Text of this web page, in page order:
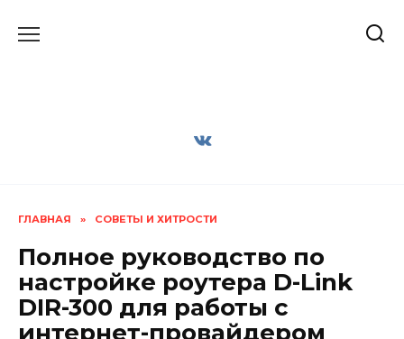
ГЛАВНАЯ » СОВЕТЫ И ХИТРОСТИ
Полное руководство по
настройке роутера D-Link
DIR-300 для работы с
интернет-провайдером